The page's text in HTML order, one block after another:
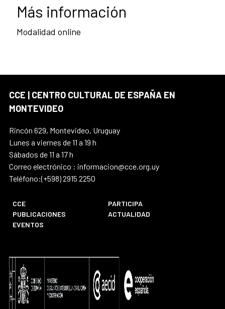
Más información
Modalidad online
CCE | CENTRO CULTURAL DE ESPAÑA EN
MONTEVIDEO
Rincón 629, Montevideo, Uruguay
Lunes a viernes de 11 a 19 h
Sábados de 11 a 17 h
Correo electrónico : informacion@cce.org.uy
Teléfono:(+598) 2915 2250
CCE
PARTICIPA
PUBLICACIONES
ACTUALIDAD
EVENTOS